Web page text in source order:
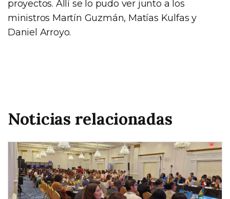
proyectos. Allí se lo pudo ver junto a los
ministros Martín Guzmán, Matías Kulfas y
Daniel Arroyo.
Noticias relacionadas